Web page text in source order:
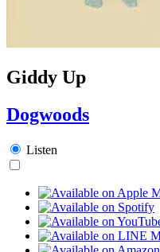
Giddy Up
Dogwoods
Listen